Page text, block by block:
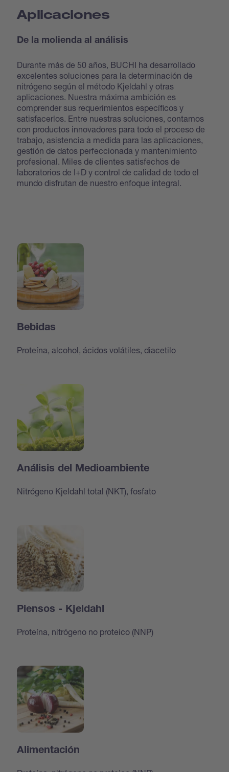
Aplicaciones
De la molienda al análisis
Durante más de 50 años, BUCHI ha desarrollado
excelentes soluciones para la determinación de
nitrógeno según el método Kjeldahl y otras
aplicaciones. Nuestra máxima ambición es
comprender sus requerimientos específicos y
satisfacerlos. Entre nuestras soluciones, contamos
con productos innovadores para todo el proceso de
trabajo, asistencia a medida para las aplicaciones,
gestión de datos perfeccionada y mantenimiento
profesional. Miles de clientes satisfechos de
laboratorios de I+D y control de calidad de todo el
mundo disfrutan de nuestro enfoque integral.
Bebidas
Proteína, alcohol, ácidos volátiles, diacetilo
Análisis del Medioambiente
Nitrógeno Kjeldahl total (NKT), fosfato
Piensos - Kjeldahl
Proteína, nitrógeno no proteico (NNP)
Alimentación